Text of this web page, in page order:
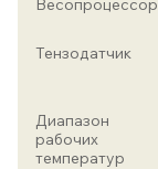
Весопроцессор
Тензодатчик
Диапазон
рабочих
температур